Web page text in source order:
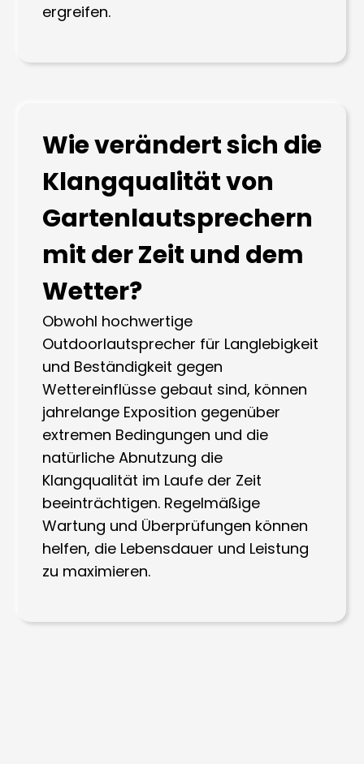
ergreifen.
Wie verändert sich die
Klangqualität von
Gartenlautsprechern
mit der Zeit und dem
Wetter?
Obwohl hochwertige
Outdoorlautsprecher für Langlebigkeit
und Beständigkeit gegen
Wettereinflüsse gebaut sind, können
jahrelange Exposition gegenüber
extremen Bedingungen und die
natürliche Abnutzung die
Klangqualität im Laufe der Zeit
beeinträchtigen. Regelmäßige
Wartung und Überprüfungen können
helfen, die Lebensdauer und Leistung
zu maximieren.